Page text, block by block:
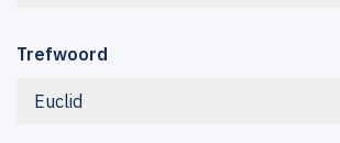
Trefwoord
Euclid